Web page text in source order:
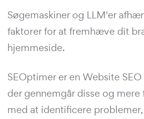
Søgemaskiner og LLM'er
faktorer for at fremhæve dit
hjemmeside.
SEOptimer er en Website
der gennemgår disse og
med at identificere